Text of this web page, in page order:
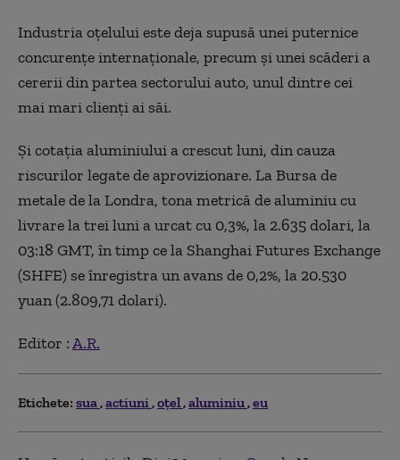
Industria oţelului este deja supusă unei puternice
concurenţe internaţionale, precum şi unei scăderi a
cererii din partea sectorului auto, unul dintre cei
mai mari clienţi ai săi.
Şi cotaţia aluminiului a crescut luni, din cauza
riscurilor legate de aprovizionare. La Bursa de
metale de la Londra, tona metrică de aluminiu cu
livrare la trei luni a urcat cu 0,3%, la 2.635 dolari, la
03:18 GMT, în timp ce la Shanghai Futures Exchange
(SHFE) se înregistra un avans de 0,2%, la 20.530
yuan (2.809,71 dolari).
Editor :A.R.
Etichete: sua actiuni oţel aluminiu eu